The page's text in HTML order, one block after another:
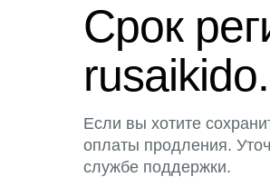
Срок
Если вы хотите
оплаты продления.
службе поддержки.